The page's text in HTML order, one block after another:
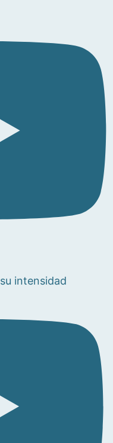
intensidad